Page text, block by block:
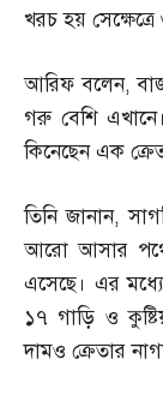
খরচ হয়
আরিফ বলেন,
গরু বেশি
কিনেছেন এক
তিনি জানান,
আরো আসার
এসেছে। এর
১৭ গাড়ি ও
দামও ক্রেতার